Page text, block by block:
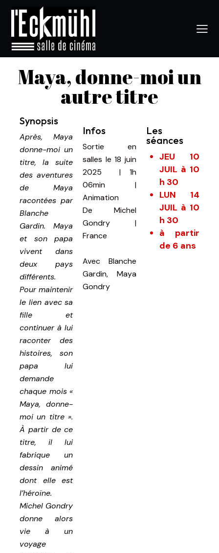
Maya, donne-moi un
autre titre
Synopsis
Après, Maya
donne-moi un
titre, la suite
des aventures
de Maya
racontées par
Blanche
Gardin. Maya
et son papa
vivent dans
deux pays
différents.
Pour maintenir
le lien avec sa
fille et
continuer à lui
raconter des
histoires, son
papa lui
demande
chaque mois «
Maya, donne-
moi un titre ».
À partir de ce
titre, il lui
fabrique un
dessin animé
dont elle est
l’héroïne.
Michel Gondry
donne alors
vie à un
voyage
Infos
Sortie en
salles le 18 juin
2025
|1h
06min |
Animation
De Michel
Gondry |
France
Avec Blanche
Gardin, Maya
Gondry
Les
séances
JEU 10
JUIL à 10
h 30
LUN 14
JUIL à 10
h 30
à partir
de 6 ans